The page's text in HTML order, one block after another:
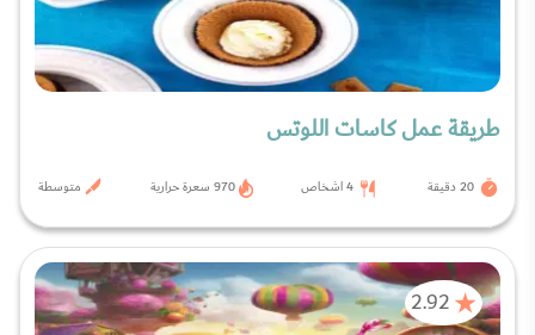
طريقة عمل كاسات اللوتس
20 دقيقة 4 اشخاص 970 سعرة حرارية متوسطة
2.92